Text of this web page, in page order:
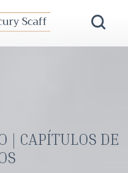
| CAPÍTULOS DE